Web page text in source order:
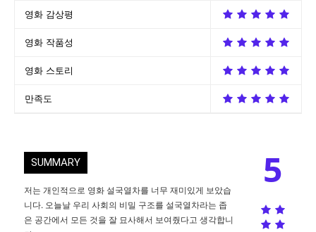
영화 감상평
영화 작품성
영화 스토리
만족도
SUMMARY
저는 개인적으로 영화 설국열차를 너무 재미있게 보았습
니다. 오늘날 우리 사회의 비밀 구조를 설국열차라는 좁
은 공간에서 모든 것을 잘 묘사해서 보여줬다고 생각합니
5